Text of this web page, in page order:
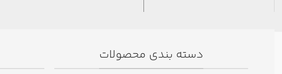
دسته بندی محصولات